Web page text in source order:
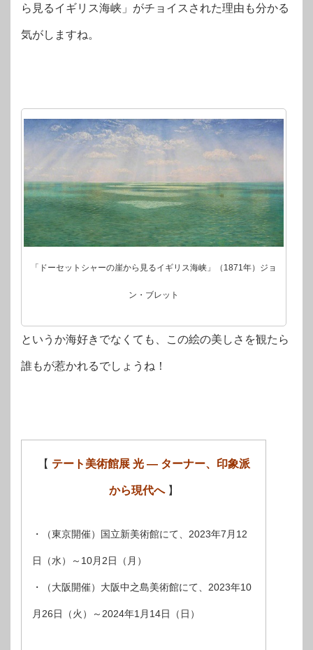
ら見るイギリス海峡」がチョイスされた理由も分かる
気がしますね。
「ドーセットシャーの崖から見るイギリス海峡」（1871年）ジョ
ン・ブレット
というか海好きでなくても、この絵の美しさを観たら
誰もが惹かれるでしょうね！
【 テート美術館展 光 — ターナー、印象派
から現代へ】
・（東京開催）国立新美術館にて、2023年7月12
日（水）～10月2日（月）
・（大阪開催）大阪中之島美術館にて、2023年10
月26日（火）～2024年1月14日（日）